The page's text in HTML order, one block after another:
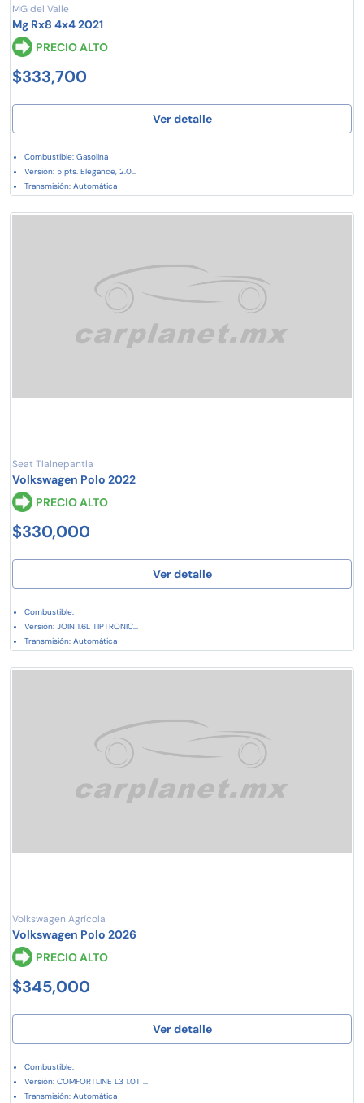
MG del Valle
Mg Rx8 4x4 2021
PRECIO ALTO
$333,700
Ver detalle
Combustible: Gasolina
Versión: 5 pts. Elegance, 2.0...
Transmisión: Automática
Seat Tlalnepantla
Volkswagen Polo 2022
PRECIO ALTO
$330,000
Ver detalle
Combustible:
Versión: JOIN 1.6L TIPTRONIC...
Transmisión: Automática
Volkswagen Agrícola
Volkswagen Polo 2026
PRECIO ALTO
$345,000
Ver detalle
Combustible:
Versión: COMFORTLINE L3 1.0T ...
Transmisión: Automática